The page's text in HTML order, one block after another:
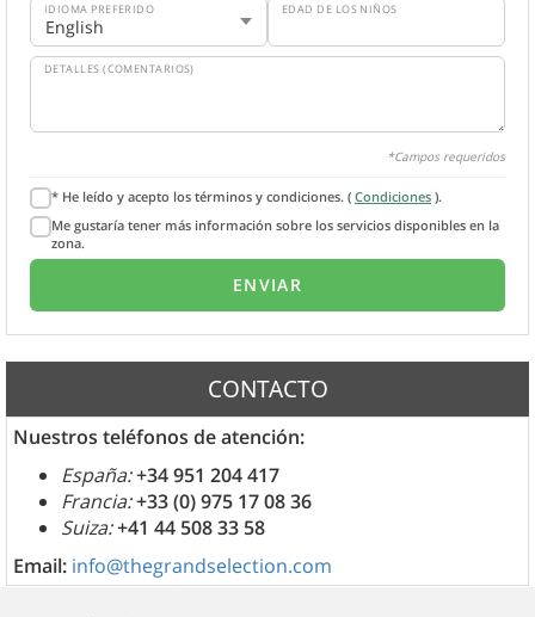
IDIOMA PREFERIDO EDAD DE LOS NIÑOS
DETALLES (COMENTARIOS)
*Campos requeridos
* He leído y acepto los términos y condiciones. ( Condiciones ).
Me gustaría tener más información sobre los servicios disponibles en la
zona.
CONTACTO
Nuestros teléfonos de atención:
España:+34 951 204 417
Francia:+33 (0) 975 17 08 36
Suiza:+41 44 508 33 58
Email: info@thegrandselection.com